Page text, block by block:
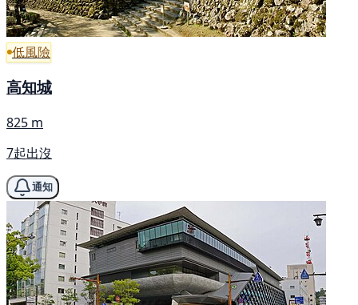
低風險
高知城
825 m
7起出沒
通知